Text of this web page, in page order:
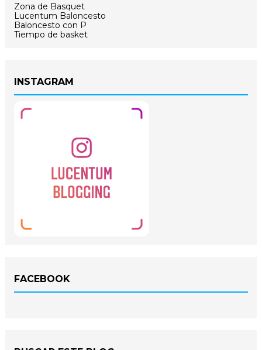
Zona de Basquet
Lucentum Baloncesto
Baloncesto con P
Tiempo de basket
INSTAGRAM
FACEBOOK